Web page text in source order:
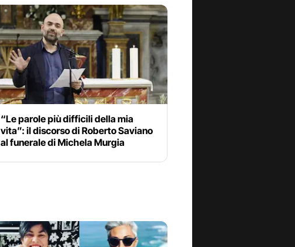
“Le parole più difficili della mia
vita”: il discorso di Roberto Saviano
al funerale di Michela Murgia